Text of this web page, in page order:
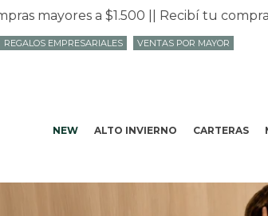
mayores a $1.500 || Recibí tu compra
NEW ALTO INVIERNO CARTERAS
REGALOS EMPRESARIALES VENTAS POR MAYOR